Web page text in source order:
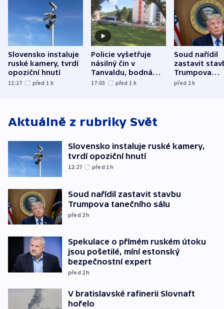
Slovensko instaluje
ruské kamery, tvrdí
opoziční hnutí
12:27 před 1 h
Policie vyšetřuje
násilný čin v
Tanvaldu, bodná
zranění při něm
17:03 před 1 h
Soud nařídil
zastavit
Trumpova
tanečního
před 2h
Aktuálně z rubriky Svět
Slovensko instaluje ruské kamery,
tvrdí opoziční hnutí
12:27 před 1h
Soud nařídil zastavit stavbu
Trumpova tanečního sálu
před 2h
Spekulace o přímém ruském útoku
jsou pošetilé, míní estonský
bezpečnostní expert
před 2h
V bratislavské rafinerii Slovnaft
hořelo